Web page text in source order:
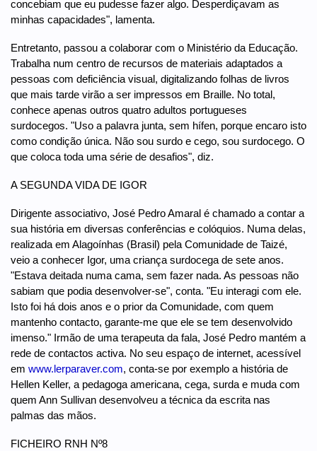
concebiam que eu pudesse fazer algo. Desperdiçavam as
minhas capacidades", lamenta.
Entretanto, passou a colaborar com o Ministério da Educação.
Trabalha num centro de recursos de materiais adaptados a
pessoas com deficiência visual, digitalizando folhas de livros
que mais tarde virão a ser impressos em Braille. No total,
conhece apenas outros quatro adultos portugueses
surdocegos. "Uso a palavra junta, sem hífen, porque encaro isto
como condição única. Não sou surdo e cego, sou surdocego. O
que coloca toda uma série de desafios", diz.
A SEGUNDA VIDA DE IGOR
Dirigente associativo, José Pedro Amaral é chamado a contar a
sua história em diversas conferências e colóquios. Numa delas,
realizada em Alagoínhas (Brasil) pela Comunidade de Taizé,
veio a conhecer Igor, uma criança surdocega de sete anos.
"Estava deitada numa cama, sem fazer nada. As pessoas não
sabiam que podia desenvolver-se", conta. "Eu interagi com ele.
Isto foi há dois anos e o prior da Comunidade, com quem
mantenho contacto, garante-me que ele se tem desenvolvido
imenso." Irmão de uma terapeuta da fala, José Pedro mantém a
rede de contactos activa. No seu espaço de internet, acessível
em www.lerparaver.com, conta-se por exemplo a história de
Hellen Keller, a pedagoga americana, cega, surda e muda com
quem Ann Sullivan desenvolveu a técnica da escrita nas
palmas das mãos.
FICHEIRO RNH Nº8